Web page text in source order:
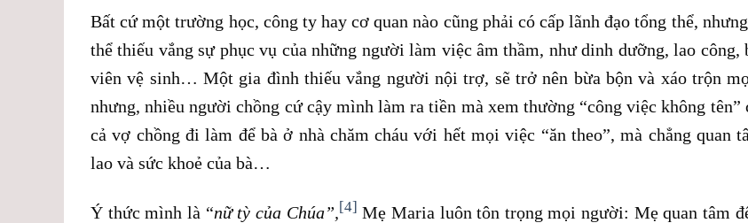
Bất cứ một trường học, công ty hay cơ quan nào cũng phải có cấp lãnh đạo tổng thể,
thể thiếu vắng sự phục vụ của những người làm việc âm thầm, như dinh dưỡng, lao công,
viên vệ sinh… Một gia đình thiếu vắng người nội trợ, sẽ trở nên bừa bộn và xáo trộn
nhưng, nhiều người chồng cứ cậy mình làm ra tiền mà xem thường “công việc không tên”
cả vợ chồng đi làm để bà ở nhà chăm cháu với hết mọi việc “ăn theo”, mà chẳng quan
lao và sức khoẻ của bà…
Ý thức mình là “nữ tỳ của Chúa”,[4] Mẹ Maria luôn tôn trọng mọi người: Mẹ quan tâm